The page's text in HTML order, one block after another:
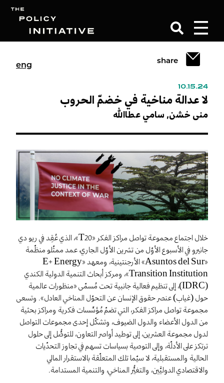
eng
share
10.15.24
لا عدالة مناخية في خضمّ الحروب
منى خشن,سامي عطاالله
خلال اجتماع مجموعة تواصل مراكز الفكر «T20»، الذي عُقِد في ريو دي
جانيرو في الأسبوع الأوّل من تشرين الأوّل الجاري، عمد ممثّلو منظّمة
«Asuntos del Sur» الأرجنتينية، ومعهد «E+ Energy
Transition Institution»، ومركز أبحاث التنمية الدولية الكندي
(IDRC)، إلى تنظيم فعالية جانبية تحت مُسمّى «منظورات عالمية
حول (غياب) عنصر حقوق الإنسان عن التحوّل المناخي العادل». وتسعى
مجموعة تواصل مراكز الفكر، التي تضمّ مُؤسَّسات فكرية ومراكز بحثية
من الدول الأعضاء والدول الضيوف، وتشكّل إحدى مجموعات التواصل
لدول مجموعة العشرين، إلى توطيد أواصر التعاون، للتوصُّل إلى حلول
ترتكز على الأدلّة، وإلى التوصية بسياسات تسهم في تجاوز التحدّيات
الحالية والمستقبلية، لا سيّما تلك المتعلّقة بالاستقرار المالي
والاقتصادي الدوليَّين، والتغيُّر المناخي، والتنمية المستدامة.
Search